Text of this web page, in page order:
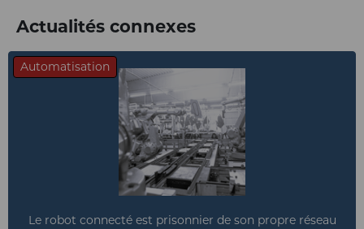
Actualités connexes
Automatisation
Le robot connecté est prisonnier de son propre réseau